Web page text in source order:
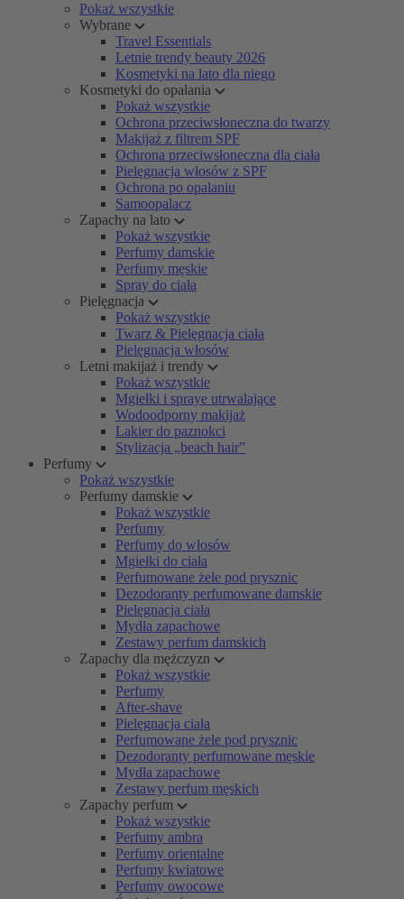
Pokaż wszystkie
Wybrane
Travel Essentials
Letnie trendy beauty 2026
Kosmetyki na lato dla niego
Kosmetyki do opalania
Pokaż wszystkie
Ochrona przeciwsłoneczna do twarzy
Makijaż z filtrem SPF
Ochrona przeciwsłoneczna dla ciała
Pielęgnacja włosów z SPF
Ochrona po opalaniu
Samoopalacz
Zapachy na lato
Pokaż wszystkie
Perfumy damskie
Perfumy męskie
Spray do ciała
Pielęgnacja
Pokaż wszystkie
Twarz & Pielęgnacja ciała
Pielęgnacja włosów
Letni makijaż i trendy
Pokaż wszystkie
Mgiełki i spraye utrwalające
Wodoodporny makijaż
Lakier do paznokci
Stylizacja „beach hair”
Perfumy
Pokaż wszystkie
Perfumy damskie
Pokaż wszystkie
Perfumy
Perfumy do włosów
Mgiełki do ciała
Perfumowane żele pod prysznic
Dezodoranty perfumowane damskie
Pielęgnacja ciała
Mydła zapachowe
Zestawy perfum damskich
Zapachy dla mężczyzn
Pokaż wszystkie
Perfumy
After-shave
Pielęgnacja ciała
Perfumowane żele pod prysznic
Dezodoranty perfumowane męskie
Mydła zapachowe
Zestawy perfum męskich
Zapachy perfum
Pokaż wszystkie
Perfumy ambra
Perfumy orientalne
Perfumy kwiatowe
Perfumy owocowe